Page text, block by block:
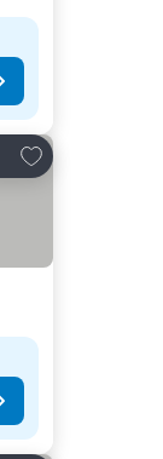
Dodati u favorite